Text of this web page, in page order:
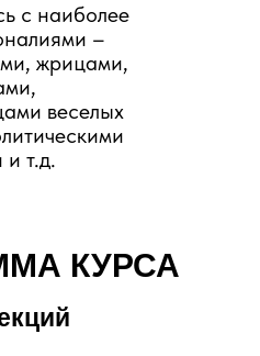
с наиболее
–
жрицами,
веселых
и т.д.
КУРСА